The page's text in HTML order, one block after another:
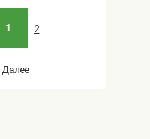
1 2
Далее